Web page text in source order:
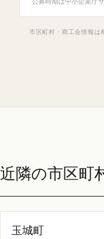
市区町村・商工会情報は
近隣の市区町
玉城町